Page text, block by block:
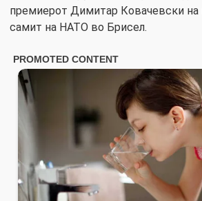
премиерот Димитар Ковачевски на
самит на НАТО во Брисел.